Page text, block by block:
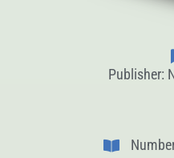
Publisher: